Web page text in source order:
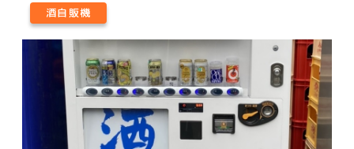
酒自販機